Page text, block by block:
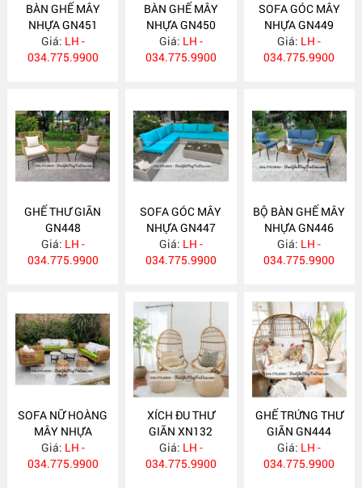
BÀN GHẾ MÂY
NHỰA GN451
Giá: LH -
034.775.9900
BÀN GHẾ MÂY
NHỰA GN450
Giá: LH -
034.775.9900
SOFA GÓC MÂY
NHỰA GN449
Giá: LH -
034.775.9900
GHẾ THƯ GIÃN
GN448
Giá: LH -
034.775.9900
SOFA GÓC MÂY
NHỰA GN447
Giá: LH -
034.775.9900
BỘ BÀN GHẾ MÂY
NHỰA GN446
Giá: LH -
034.775.9900
SOFA NỮ HOÀNG
MÂY NHỰA
GN445
Giá: LH -
034.775.9900
XÍCH ĐU THƯ
GIÃN XN132
Giá: LH -
034.775.9900
GHẾ TRỨNG THƯ
GIÃN GN444
Giá: LH -
034.775.9900